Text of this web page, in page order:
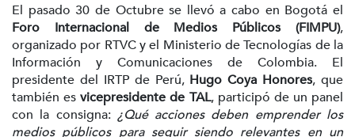
El pasado 30 de Octubre se llevó a cabo en Bogotá el
Foro Internacional de Medios Públicos (FIMPU),
organizado por RTVC y el Ministerio de Tecnologías de la
Información y Comunicaciones de Colombia. El
presidente del IRTP de Perú,Hugo Coya Honores, que
también esvicepresidente de TAL, participó de un panel
con la consigna: ¿Qué acciones deben emprender los
medios públicos para seguir siendo relevantes en un